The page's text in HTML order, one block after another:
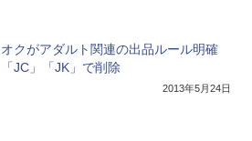
クがアダルト関連の出品ルール明確
JC」「JK」で削除
2013年5月24日